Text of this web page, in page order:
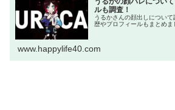
ルも調査！
うるかさんの顔出しについ
歴やプロフィールもまとめま
www.happylife40.com